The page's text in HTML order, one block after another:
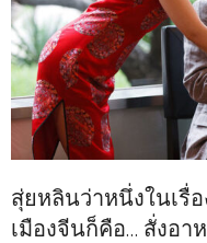
สุ่ยหลินว่าหนึ่งในเรื่
เมืองจีนก็คือ… สั่งอา